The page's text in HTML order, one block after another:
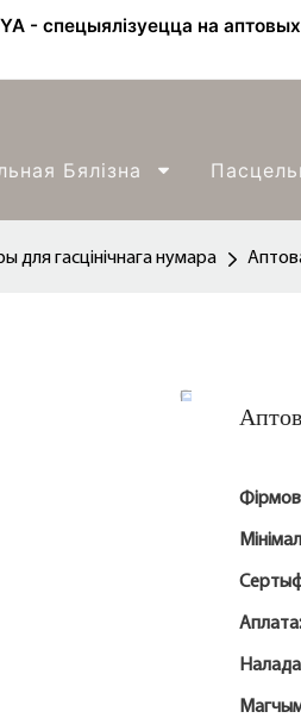
- спецыялізуецца на
Бялізна
для гасцінічнага нумара
Аплата: